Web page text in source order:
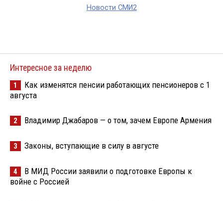
Новости СМИ2
Интересное за неделю
1
Как изменятся пенсии работающих пенсионеров с 1
августа
2 Владимир Джабаров — о том, зачем Европе Армения
3 Законы, вступающие в силу в августе
4
В МИД России заявили о подготовке Европы к
войне с Россией